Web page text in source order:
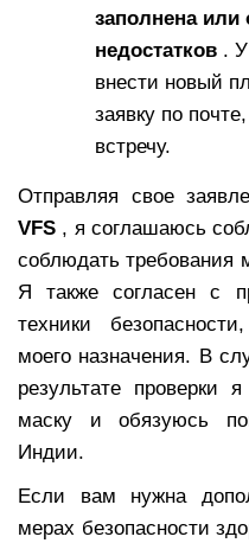
заполнена или
недостатков .
внести новый
заявку по
встречу.
Отправляя свое
VFS , я соглашаюсь
соблюдать требования
Я также согласен с
техники
моего назначения. В
результате проверки
маску и обязуюсь
Индии.
Если вам нужна
мерах безопасности